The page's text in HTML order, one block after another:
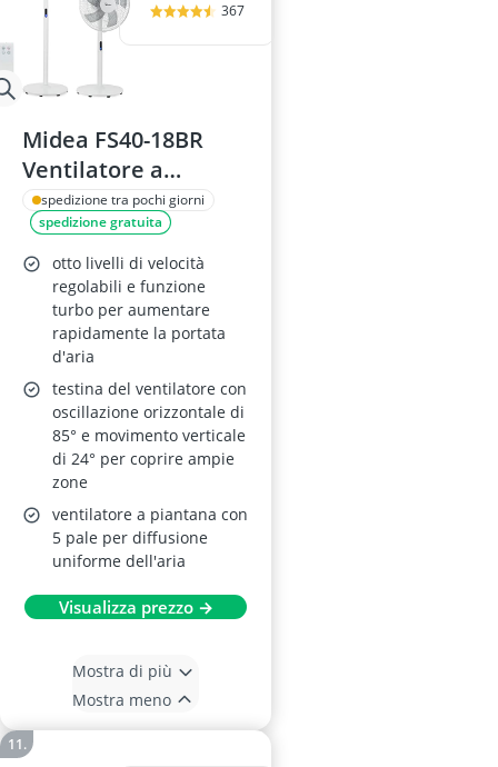
367
Midea FS40-18BR
Ventilatore a
Piantana 3-in-1,
silenzioso 38 dB,
Display LED,
Telecomando, Timer
8 ore
spedizione tra pochi giorni
spedizione gratuita
otto livelli di velocità
regolabili e funzione
turbo per aumentare
rapidamente la portata
d'aria
testina del ventilatore con
oscillazione orizzontale di
85° e movimento verticale
di 24° per coprire ampie
zone
ventilatore a piantana con
5 pale per diffusione
uniforme dell'aria
Visualizza prezzo →
Mostra di più
Mostra meno